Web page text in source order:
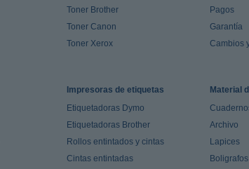
Toner Brother
Toner Canon
Toner Xerox
Pagos
Garantía
Cambios
Impresoras de etiquetas
Etiquetadoras Dymo
Etiquetadoras Brother
Rollos entintados y cintas
Cintas entintadas
Material
Archivo
Lapices
Boligrafos